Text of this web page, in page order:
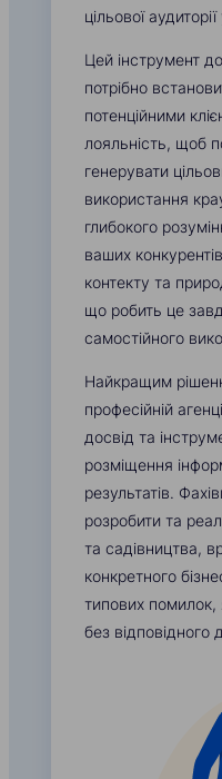
цільової
Цей інструмент
потрібно
потенційними
лояльність, щоб
генерувати
використання
глибокого
ваших
контекту та
що робить це
самостійного
Найкращим
професійній
досвід та
розміщення
результатів.
розробити та
та садівництва,
конкретного
типових помилок,
без відповідного